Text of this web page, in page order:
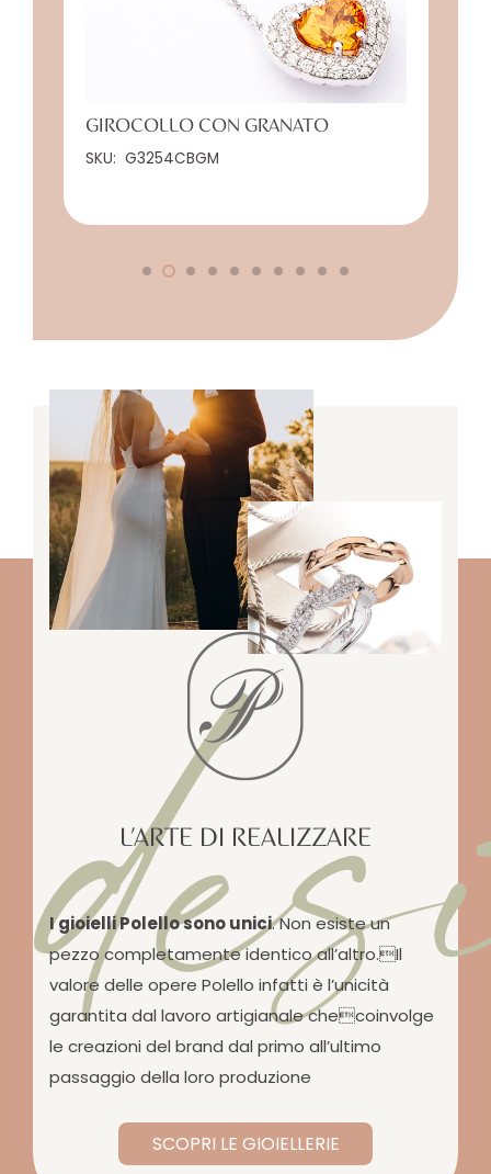
GIROCOLLO CON GRANATO
SKU: G3254CBGM
L’ARTE DI REALIZZARE
I gioielli Polello sono unici. Non esiste un
pezzo completamente identico all’altro.Il
valore delle opere Polello infatti è l’unicità
garantita dal lavoro artigianale checoinvolge
le creazioni del brand dal primo all’ultimo
passaggio della loro produzione
SCOPRI LE GIOIELLERIE